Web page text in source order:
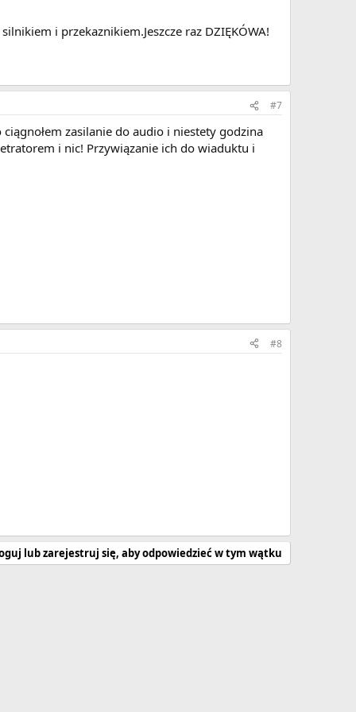
i przekaznikiem.Jeszcze raz DZIĘKÓWA!
#7
zasilanie do audio i niestety godzina
i nic! Przywiązanie ich do wiaduktu i
#8
lub zarejestruj się, aby odpowiedzieć w tym wątku